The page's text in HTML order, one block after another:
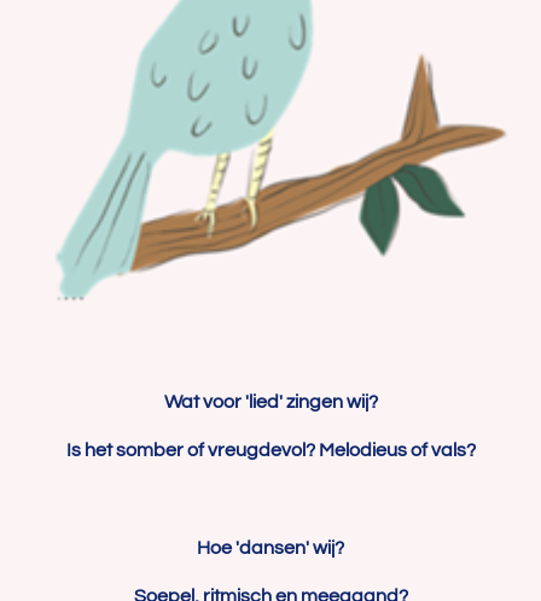
Wat voor 'lied' zingen wij?
Is het somber of vreugdevol? Melodieus of vals?
Hoe 'dansen' wij?
Soepel, ritmisch en meegaand?